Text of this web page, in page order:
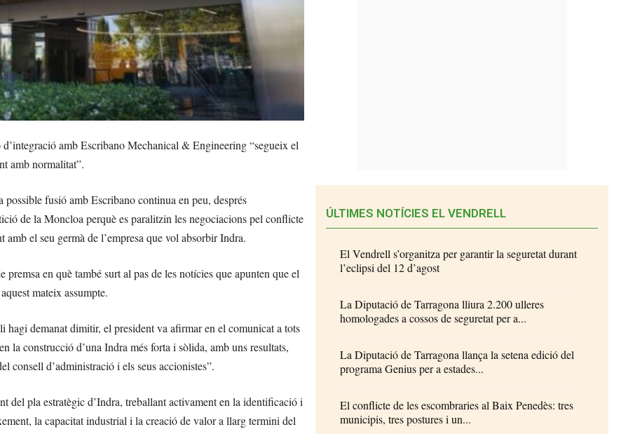
amb Escribano Mechanical & Engineering “segueix el
amb normalitat”.
fusió amb Escribano continua en peu, després
de la Moncloa perquè es paralitzin les negociacions pel conflicte
el seu germà de l’empresa que vol absorbir Indra.
en què també surt al pas de les notícies que apunten que el
mateix assumpte.
demanat dimitir, el president va afirmar en el comunicat a tots
la construcció d’una Indra més forta i sòlida, amb uns resultats,
consell d’administració i els seus accionistes”.
del pla estratègic d’Indra, treballant activament en la identificació i
la capacitat industrial i la creació de valor a llarg termini del
ÚLTIMES NOTÍCIES EL VENDRELL
El Vendrell s’organitza per garantir la seguretat durant
l’eclipsi del 12 d’agost
La Diputació de Tarragona lliura 2.200 ulleres
homologades a cossos de seguretat per a...
La Diputació de Tarragona llança la setena edició del
programa Genius per a estades...
El conflicte de les escombraries al Baix Penedès: tres
municipis, tres postures i un...